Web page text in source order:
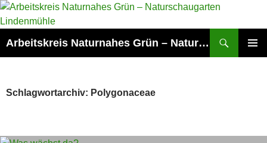
Zum
Inhalt
Arbeitskreis Naturnahes Grün – Naturschaugarten Lindenmühle
Schlagwortarchiv: Polygonaceae